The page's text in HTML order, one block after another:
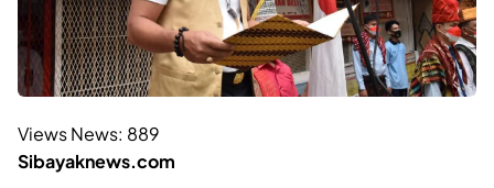
Views News: 889
Sibayaknews.com